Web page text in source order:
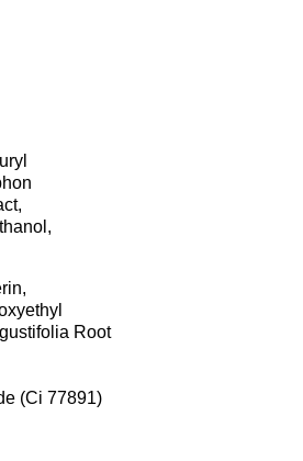
Root
(Ci 77891)